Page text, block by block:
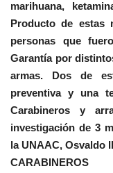
marihuana,
Producto de estas
personas que
Garantía por
armas. Dos de
preventiva y una
Carabineros y
investigación de 3
la UNAAC, Osvaldo
CARABINEROS